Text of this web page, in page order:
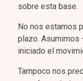
sobre esta base.
No nos estamos
plazo. Asumimos
iniciado el
Tampoco nos